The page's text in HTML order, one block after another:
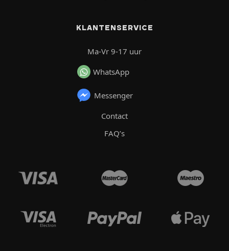
KLANTENSERVICE
Ma-Vr 9-17 uur
WhatsApp
Messenger
Contact
FAQ’s